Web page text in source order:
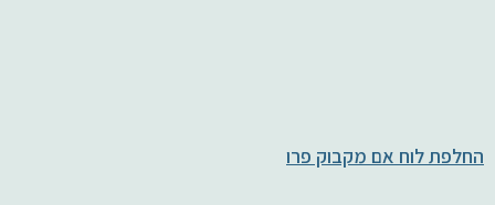
החלפת לוח אם מקבוק פרו